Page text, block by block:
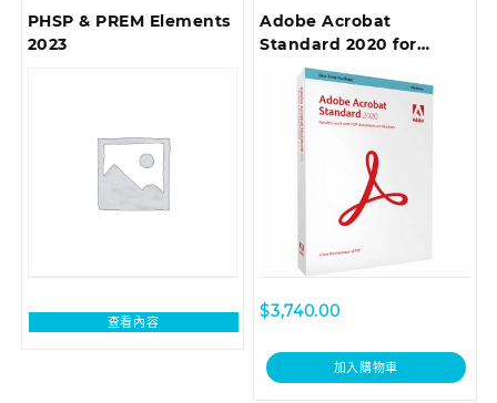
PHSP & PREM Elements
2023
查看內容
Adobe Acrobat
Standard 2020 for
Windows Boxset –
English
$3,740.00
加入購物車